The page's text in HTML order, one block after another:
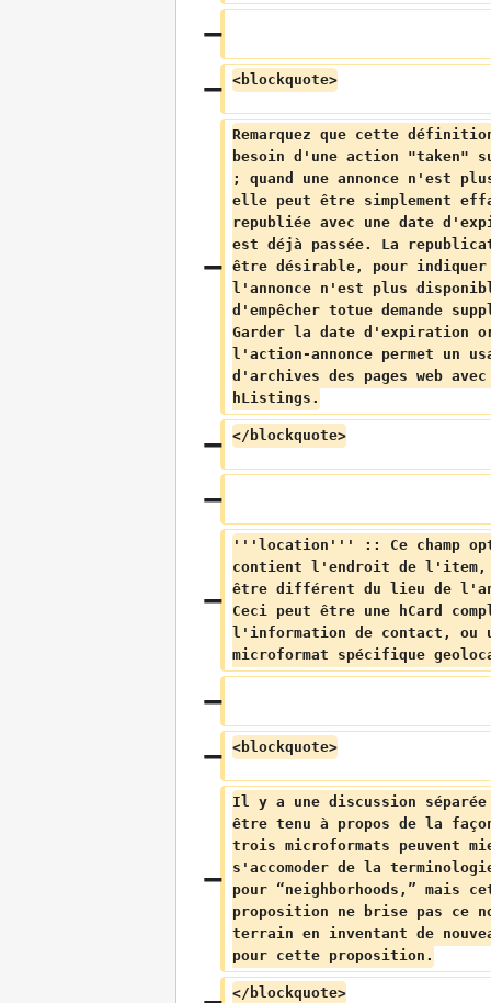
<blockquote>
Remarquez que cette
besoin d'une action "taken"
; quand une annonce n'est
elle peut être simplement
republiée avec une date
est déjà passée. La
être désirable, pour
l'annonce n'est plus
d'empêcher totue demande
Garder la date d'expiration
l'action-annonce permet un
d'archives des pages web
hListings.
</blockquote>
'''location''' :: Ce champ
contient l'endroit de
être différent du lieu de
Ceci peut être une hCard
l'information de contact, ou
microformat spécifique
<blockquote>
Il y a une discussion
être tenu à propos de la
trois microformats peuvent
s'accomoder de la
pour “neighborhoods,” mais
proposition ne brise pas ce
terrain en inventant de
pour cette proposition.
</blockquote>